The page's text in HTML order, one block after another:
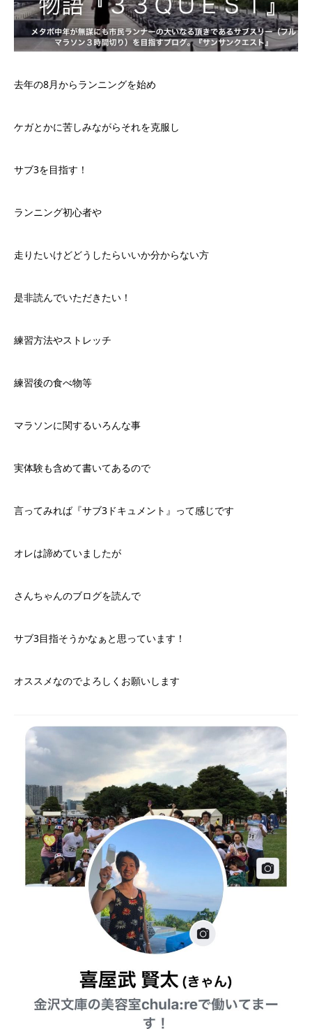
去年の8月からランニングを始め
ケガとかに苦しみながらそれを克服し
サブ3を目指す！
ランニング初心者や
走りたいけどどうしたらいいか分からない方
是非読んでいただきたい！
練習方法やストレッチ
練習後の食べ物等
マラソンに関するいろんな事
実体験も含めて書いてあるので
言ってみれば『サブ3ドキュメント』って感じです
オレは諦めていましたが
さんちゃんのブログを読んで
サブ3目指そうかなぁと思っています！
オススメなのでよろしくお願いします